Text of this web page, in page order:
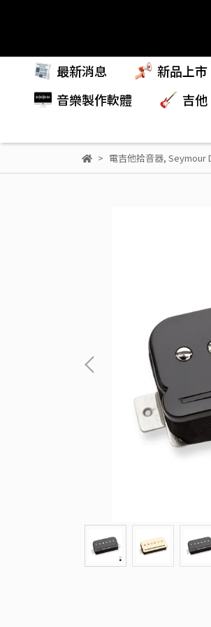
最新消息 新品上市
音樂製作軟體
吉他
電吉他拾音器, Seymour